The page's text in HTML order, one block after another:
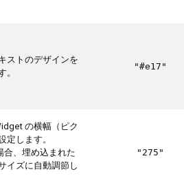
ストのデザインを
。
"#e17"
の横幅（ピク
定します。
合、埋め込まれた
イズに自動調節し
"275"